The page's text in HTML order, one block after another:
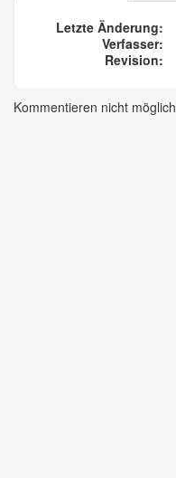
Letzte Änderung:
Verfasser:
Revision:
Kommentieren nicht möglich